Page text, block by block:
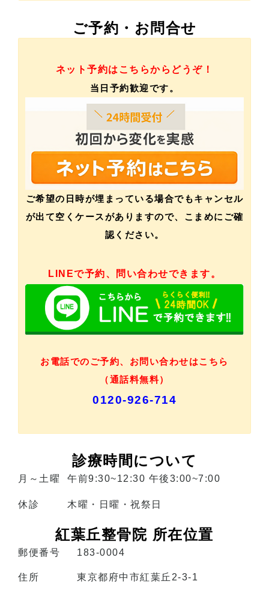
ご予約・お問合せ
ネット予約はこちらからどうぞ！
当日予約歓迎です。
ご希望の日時が埋まっている場合でもキャンセル
が出て空くケースがありますので、こまめにご確
認ください。
LINEで予約、問い合わせできます。
お電話でのご予約、お問い合わせはこちら
（通話料無料）
0120-926-714
診療時間について
月～土曜 午前9:30~12:30 午後3:00~7:00
休診 木曜・日曜・祝祭日
紅葉丘整骨院 所在位置
郵便番号 183-0004
住所 東京都府中市紅葉丘2-3-1